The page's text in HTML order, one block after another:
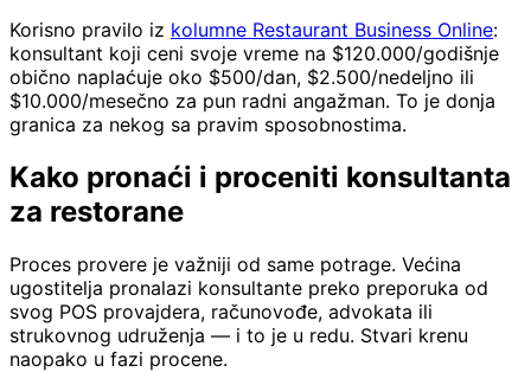
Korisno pravilo iz kolumne Restaurant Business Online:
konsultant koji ceni svoje vreme na $120.000/godišnje
obično naplaćuje oko $500/dan, $2.500/nedeljno ili
$10.000/mesečno za pun radni angažman. To je donja
granica za nekog sa pravim sposobnostima.
Kako pronaći i proceniti konsultanta
za restorane
Proces provere je važniji od same potrage. Većina
ugostitelja pronalazi konsultante preko preporuka od
svog POS provajdera, računovođe, advokata ili
strukovnog udruženja — i to je u redu. Stvari krenu
naopako u fazi procene.